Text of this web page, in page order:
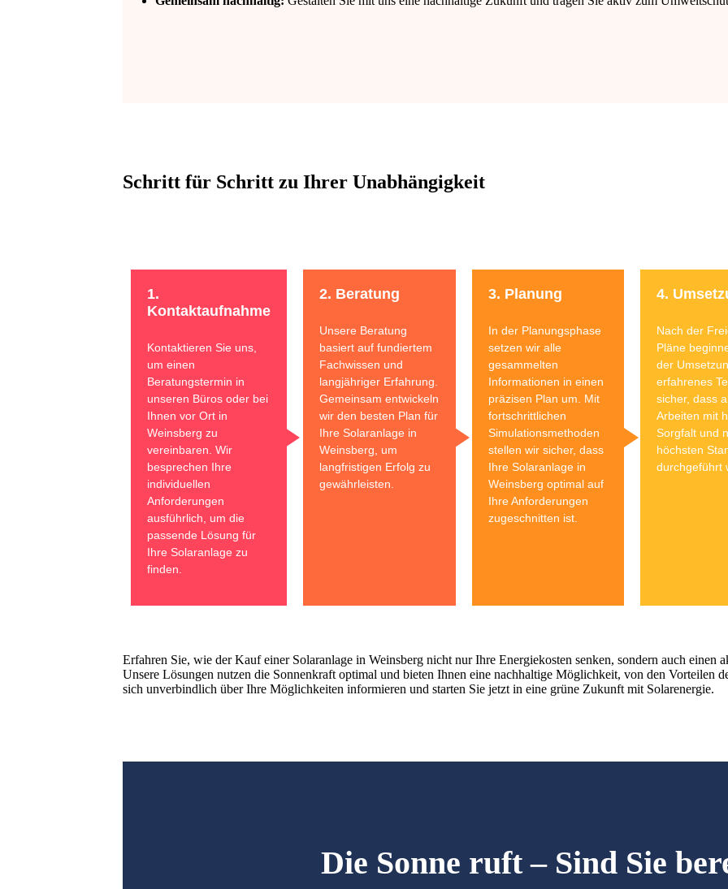
Schritt für Schritt zu Ihrer Unabhängigkeit
1.
Kontaktaufnahme
Kontaktieren Sie uns,
um einen
Beratungstermin in
unseren Büros oder bei
Ihnen vor Ort in
Weinsberg zu
vereinbaren. Wir
besprechen Ihre
individuellen
Anforderungen
ausführlich, um die
passende Lösung für
Ihre Solaranlage zu
finden.
2. Beratung
Unsere Beratung
basiert auf fundiertem
Fachwissen und
langjähriger Erfahrung.
Gemeinsam entwickeln
wir den besten Plan für
Ihre Solaranlage in
Weinsberg, um
langfristigen Erfolg zu
gewährleisten.
3. Planung
In der Planungsphase
setzen wir alle
gesammelten
Informationen in einen
präzisen Plan um. Mit
fortschrittlichen
Simulationsmethoden
stellen wir sicher, dass
Ihre Solaranlage in
Weinsberg optimal auf
Ihre Anforderungen
zugeschnitten ist.
4.
Nach der
Pläne
der
erfahrenes
sicher, dass
Arbeiten mit
Sorgfalt und
höchsten
durchgeführt
Erfahren Sie, wie der Kauf einer Solaranlage in Weinsberg nicht nur Ihre Energiekosten senken, sondern auch einen
Unsere Lösungen nutzen die Sonnenkraft optimal und bieten Ihnen eine nachhaltige Möglichkeit, von den Vorteilen
sich unverbindlich über Ihre Möglichkeiten informieren und starten Sie jetzt in eine grüne Zukunft mit Solarenergie.
Die Sonne ruft – Sind Sie